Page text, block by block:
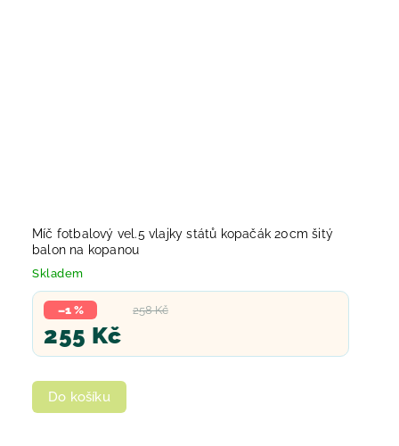
Míč fotbalový vel.5 vlajky států kopačák 20cm šitý
balon na kopanou
Skladem
258 Kč
–1 %
255 Kč
Do košíku